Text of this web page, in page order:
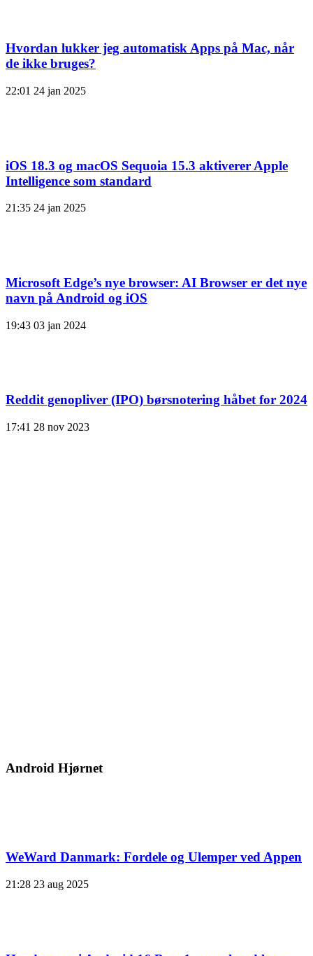
Hvordan lukker jeg automatisk Apps på Mac, når
de ikke bruges?
22:01 24 jan 2025
iOS 18.3 og macOS Sequoia 15.3 aktiverer Apple
Intelligence som standard
21:35 24 jan 2025
Microsoft Edge’s nye browser: AI Browser er det nye
navn på Android og iOS
19:43 03 jan 2024
Reddit genopliver (IPO) børsnotering håbet for 2024
17:41 28 nov 2023
Android Hjørnet
WeWard Danmark: Fordele og Ulemper ved Appen
21:28 23 aug 2025